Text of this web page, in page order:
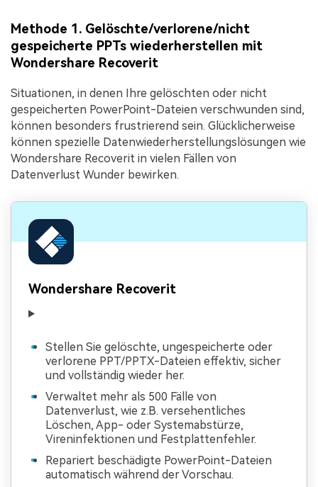
Methode 1. Gelöschte/verlorene/nicht
gespeicherte PPTs wiederherstellen mit
Wondershare Recoverit
Situationen, in denen Ihre gelöschten oder nicht
gespeicherten PowerPoint-Dateien verschwunden sind,
können besonders frustrierend sein. Glücklicherweise
können spezielle Datenwiederherstellungslösungen wie
Wondershare Recoverit in vielen Fällen von
Datenverlust Wunder bewirken.
Wondershare Recoverit
Stellen Sie gelöschte, ungespeicherte oder
verlorene PPT/PPTX-Dateien effektiv, sicher
und vollständig wieder her.
Verwaltet mehr als 500 Fälle von
Datenverlust, wie z.B. versehentliches
Löschen, App- oder Systemabstürze,
Vireninfektionen und Festplattenfehler.
Repariert beschädigte PowerPoint-Dateien
automatisch während der Vorschau.